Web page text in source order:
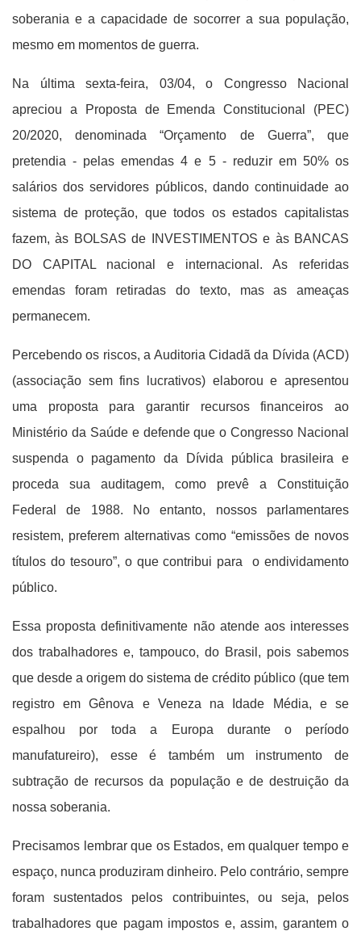
soberania e a capacidade de socorrer a sua população,
mesmo em momentos de guerra.
Na última sexta-feira, 03/04, o Congresso Nacional
apreciou a Proposta de Emenda Constitucional (PEC)
20/2020, denominada “Orçamento de Guerra”, que
pretendia - pelas emendas 4 e 5 - reduzir em 50% os
salários dos servidores públicos, dando continuidade ao
sistema de proteção, que todos os estados capitalistas
fazem, às BOLSAS de INVESTIMENTOS e às BANCAS
DO CAPITAL nacional e internacional. As referidas
emendas foram retiradas do texto, mas as ameaças
permanecem.
Percebendo os riscos, a Auditoria Cidadã da Dívida (ACD)
(associação sem fins lucrativos) elaborou e apresentou
uma proposta para garantir recursos financeiros ao
Ministério da Saúde e defende que o Congresso Nacional
suspenda o pagamento da Dívida pública brasileira e
proceda sua auditagem, como prevê a Constituição
Federal de 1988. No entanto, nossos parlamentares
resistem, preferem alternativas como “emissões de novos
títulos do tesouro”, o que contribui para o endividamento
público.
Essa proposta definitivamente não atende aos interesses
dos trabalhadores e, tampouco, do Brasil, pois sabemos
que desde a origem do sistema de crédito público (que tem
registro em Gênova e Veneza na Idade Média, e se
espalhou por toda a Europa durante o período
manufatureiro), esse é também um instrumento de
subtração de recursos da população e de destruição da
nossa soberania.
Precisamos lembrar que os Estados, em qualquer tempo e
espaço, nunca produziram dinheiro. Pelo contrário, sempre
foram sustentados pelos contribuintes, ou seja, pelos
trabalhadores que pagam impostos e, assim, garantem o